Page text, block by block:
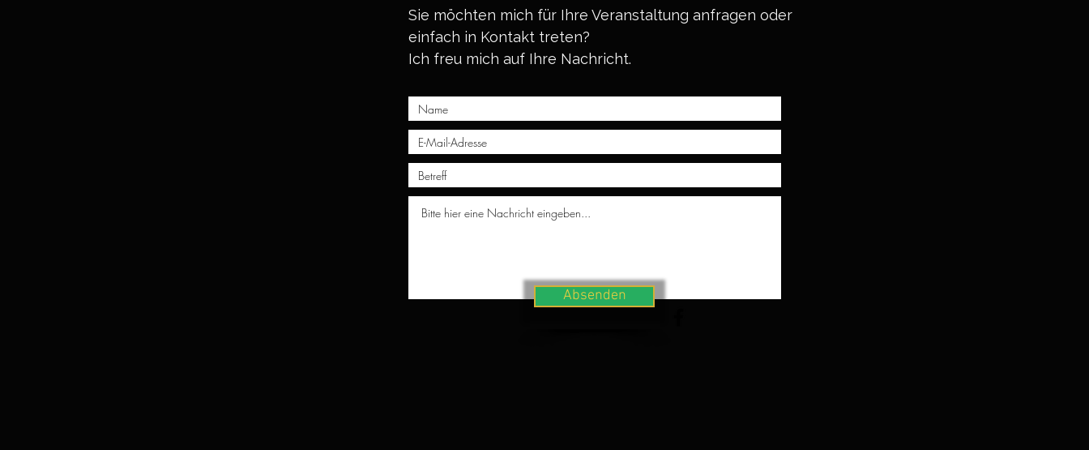
Sie möchten mich für Ihre Veranstaltung anfragen oder
einfach in Kontakt treten?
Ich freu mich auf Ihre Nachricht.
Absenden